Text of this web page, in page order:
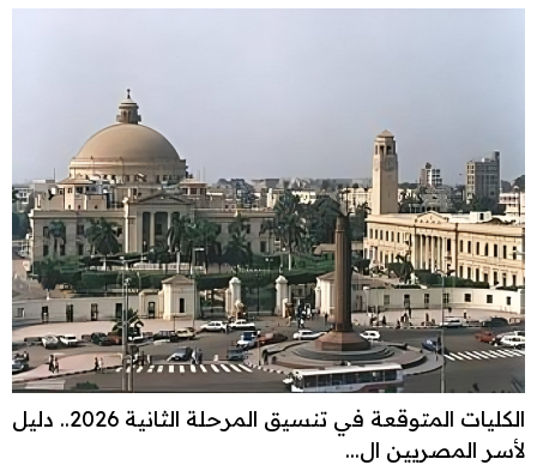
الكليات المتوقعة في تنسيق المرحلة الثانية 2026.. دليل
لأسر المصريين ال...